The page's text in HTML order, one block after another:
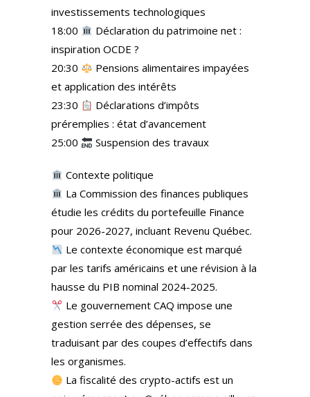
investissements technologiques
18:00
Déclaration du patrimoine net :
inspiration OCDE ?
20:30
Pensions alimentaires impayées
et application des intérêts
23:30
Déclarations d’impôts
préremplies : état d’avancement
25:00
Suspension des travaux
Contexte politique
La Commission des finances publiques
étudie les crédits du portefeuille Finance
pour 2026-2027, incluant Revenu Québec.
Le contexte économique est marqué
par les tarifs américains et une révision à la
hausse du PIB nominal 2024-2025.
Le gouvernement CAQ impose une
gestion serrée des dépenses, se
traduisant par des coupes d’effectifs dans
les organismes.
La fiscalité des crypto-actifs est un